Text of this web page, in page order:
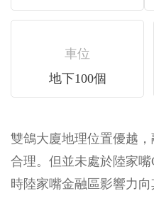
車位
地下100個
雙鴿大廈地理位置優越
合理。但並未處於陸家
時陸家嘴金融區影響力向